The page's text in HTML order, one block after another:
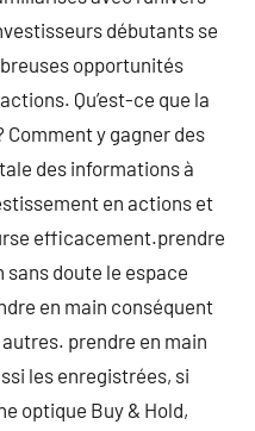
débutants se
opportunités
Qu’est-ce que la
Comment y gagner des
des informations à
en actions et
efficacement.prendre
sans doute le espace
en main conséquent
prendre en main
les enregistrées, si
optique Buy & Hold,